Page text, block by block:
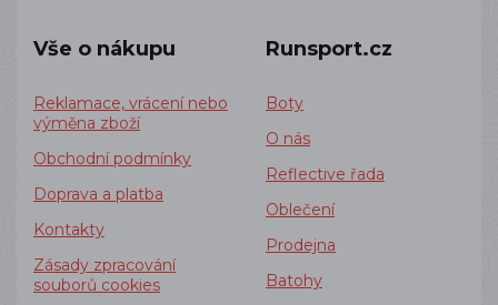
Vše o nákupu
Reklamace, vrácení nebo
výměna zboží
Obchodní podmínky
Doprava a platba
Kontakty
Zásady zpracování
souborů cookies
Runsport.cz
Boty
O nás
Reflective řada
Oblečení
Prodejna
Batohy